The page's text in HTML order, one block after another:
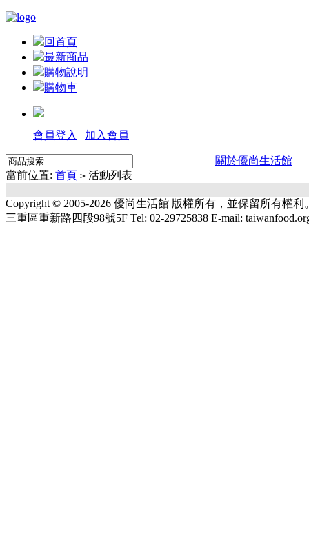
回首頁
最新商品
購物說明
購物車
會員登入 | 加入會員
關於優尚生活館
當前位置: 首頁 > 活動列表
Copyright © 2005-2026 優尚生活館 版權所有，並保留所有權利
三重區重新路四段98號5F Tel: 02-29725838 E-mail: